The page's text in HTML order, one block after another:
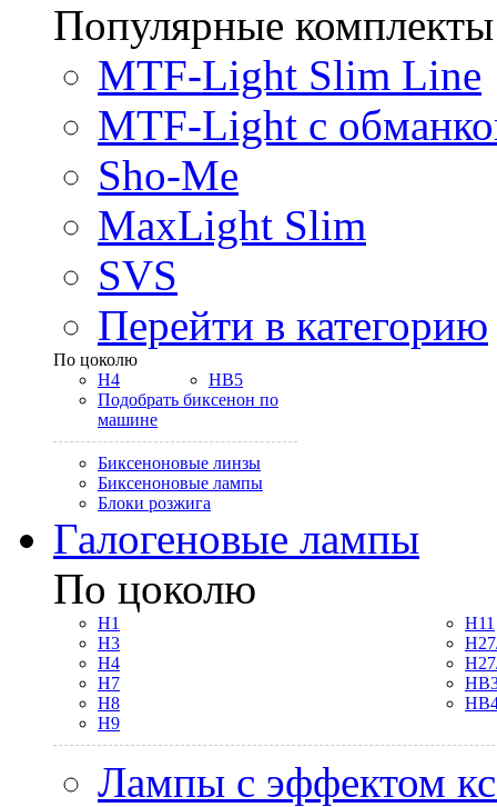
Популярные комплекты
MTF-Light Slim Line
MTF-Light с
Sho-Me
MaxLight Slim
SVS
Перейти в категорию
По цоколю
H4
HB5
Подобрать биксенон по
машине
Биксеноновые линзы
Биксеноновые лампы
Блоки розжига
Галогеновые лампы
По цоколю
H1
H3
H4
H7
H8
H9
H11
Лампы с эффектом